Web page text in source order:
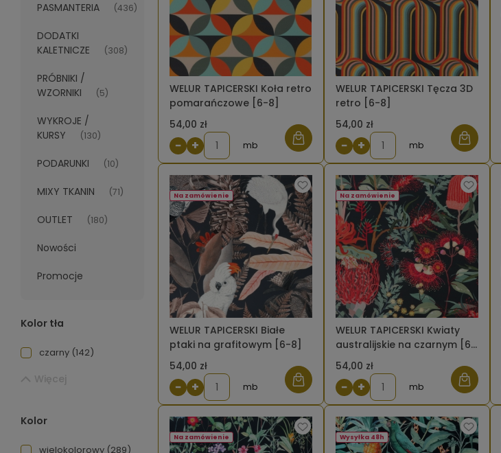
PASMANTERIA (436)
DODATKI
KALETNICZE
(308)
PRÓBNIKI /
WZORNIKI
(5)
WYKROJE /
KURSY
(130)
PODARUNKI (10)
MIXY TKANIN (71)
OUTLET (180)
Nowości
Promocje
Kolor tła
czarny (142)
Więcej
Kolor
wielokolorowy (289)
WELUR TAPICERSKI Koła retro
pomarańczowe [6-8]
54,00 zł
− + mb
WELUR TAPICERSKI Tęcza 3D
retro [6-8]
54,00 zł
− + mb
WELUR TAPICERSKI Białe
ptaki na grafitowym [6-8]
54,00 zł
Na zamówienie
− + mb
WELUR TAPICERSKI Kwiaty
australijskie na czarnym [6-
8]
54,00 zł
Na zamówienie
− + mb
Na zamówienie Wysyłka 48h